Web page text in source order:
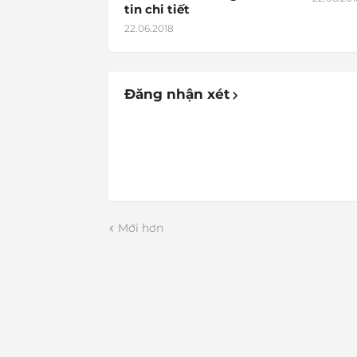
tin chi tiết
22.06.2018
Đăng nhận xét
Mới hơn